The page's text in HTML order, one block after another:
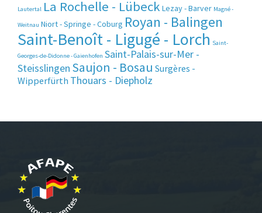
Lautertal La Rochelle - Lübeck Lezay - Barver Magné -
Weitnau Niort - Springe - Coburg Royan - Balingen
Saint-Benoît - Ligugé - Lorch Saint-
Georges-de-Didonne - Gaienhofen Saint-Palais-sur-Mer -
Steisslingen Saujon - Bosau Surgères -
Wipperfürth Thouars - Diepholz